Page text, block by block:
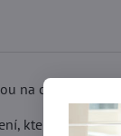
na cvičení –
které vás